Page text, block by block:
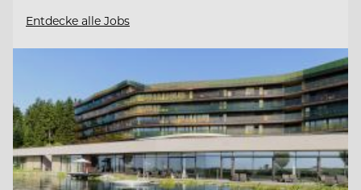
Entdecke alle Jobs